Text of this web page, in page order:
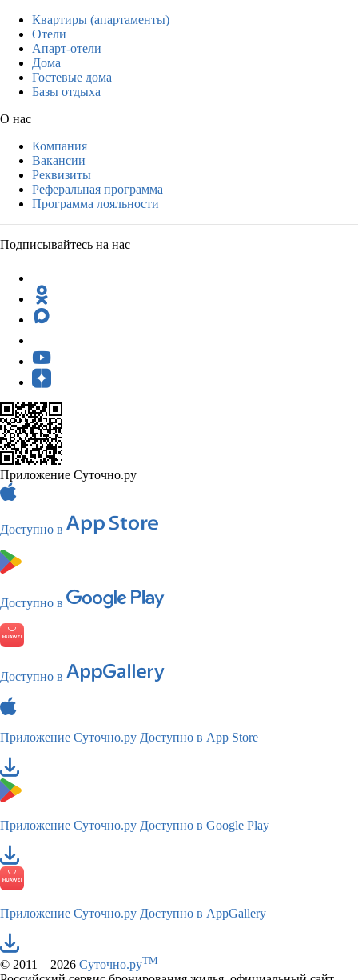
Квартиры (апартаменты)
Отели
Апарт-отели
Дома
Гостевые дома
Базы отдыха
О нас
Компания
Вакансии
Реквизиты
Реферальная программа
Программа лояльности
Подписывайтесь на нас
Приложение Суточно.ру
Доступно в
Доступно в
Доступно в
Приложение Суточно.ру Доступно в App Store
Приложение Суточно.ру Доступно в Google Play
Приложение Суточно.ру Доступно в AppGallery
© 2011—2026 Суточно.руTM